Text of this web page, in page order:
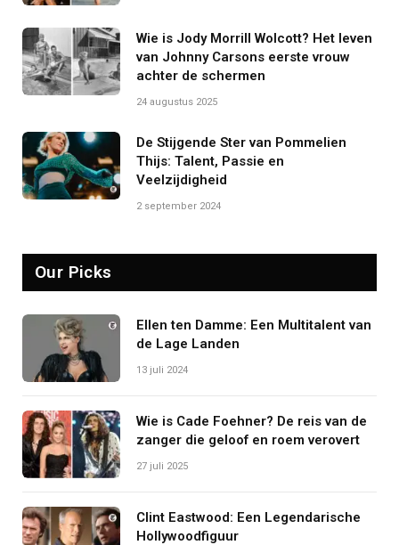
Wie is Jody Morrill Wolcott? Het leven
van Johnny Carsons eerste vrouw
achter de schermen
24 augustus 2025
De Stijgende Ster van Pommelien
Thijs: Talent, Passie en
Veelzijdigheid
2 september 2024
Our Picks
Ellen ten Damme: Een Multitalent van
de Lage Landen
13 juli 2024
Wie is Cade Foehner? De reis van de
zanger die geloof en roem verovert
27 juli 2025
Clint Eastwood: Een Legendarische
Hollywoodfiguur